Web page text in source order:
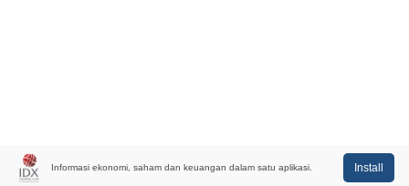
Informasi ekonomi, saham dan keuangan dalam satu aplikasi. Install